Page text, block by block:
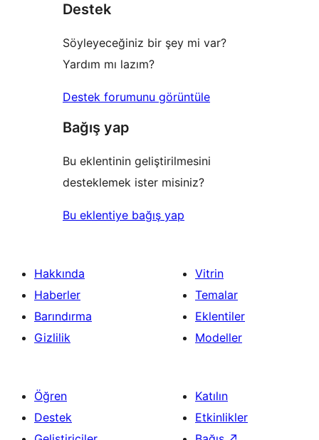
Destek
Söyleyeceğiniz bir şey mi var?
Yardım mı lazım?
Destek forumunu görüntüle
Bağış yap
Bu eklentinin geliştirilmesini
desteklemek ister misiniz?
Bu eklentiye bağış yap
Hakkında
Haberler
Barındırma
Gizlilik
Vitrin
Temalar
Eklentiler
Modeller
Öğren
Destek
Katılın
Etkinlikler